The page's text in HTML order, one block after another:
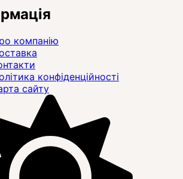
компанію
конфіденційності
сайту